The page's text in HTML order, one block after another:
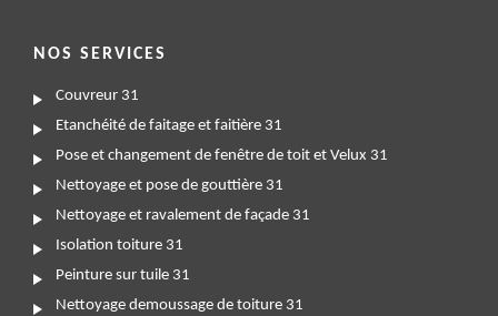
NOS SERVICES
Couvreur 31
Etanchéité de faitage et faitière 31
Pose et changement de fenêtre de toit et Velux 31
Nettoyage et pose de gouttière 31
Nettoyage et ravalement de façade 31
Isolation toiture 31
Peinture sur tuile 31
Nettoyage demoussage de toiture 31